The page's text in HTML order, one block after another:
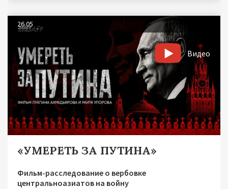
26.05
Видео
«УМЕРЕТЬ ЗА ПУТИНА»
Фильм-расследование о вербовке
центральноазиатов на войну